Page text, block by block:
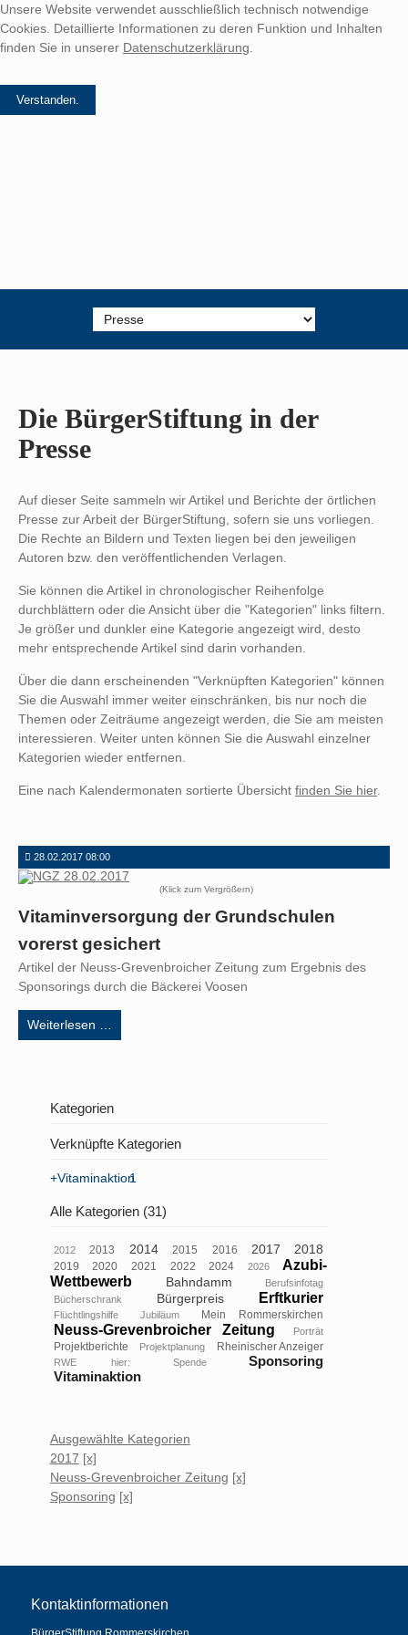
Unsere Website verwendet ausschließlich technisch notwendige
Cookies. Detaillierte Informationen zu deren Funktion und Inhalten
finden Sie in unserer Datenschutzerklärung.
Die BürgerStiftung in der
Presse
Auf dieser Seite sammeln wir Artikel und Berichte der örtlichen
Presse zur Arbeit der BürgerStiftung, sofern sie uns vorliegen.
Die Rechte an Bildern und Texten liegen bei den jeweiligen
Autoren bzw. den veröffentlichenden Verlagen.
Sie können die Artikel in chronologischer Reihenfolge
durchblättern oder die Ansicht über die "Kategorien" links filtern.
Je größer und dunkler eine Kategorie angezeigt wird, desto
mehr entsprechende Artikel sind darin vorhanden.
Über die dann erscheinenden "Verknüpften Kategorien" können
Sie die Auswahl immer weiter einschränken, bis nur noch die
Themen oder Zeiträume angezeigt werden, die Sie am meisten
interessieren. Weiter unten können Sie die Auswahl einzelner
Kategorien wieder entfernen.
Eine nach Kalendermonaten sortierte Übersicht finden Sie hier.
28.02.2017 08:00
(Klick zum Vergrößern)
Vitaminversorgung der Grundschulen
vorerst gesichert
Artikel der Neuss-Grevenbroicher Zeitung zum Ergebnis des
Sponsorings durch die Bäckerei Voosen
Weiterlesen …
der
Kategorien
Verknüpfte Kategorien
+Vitaminaktion
1
Alle Kategorien (31)
2012 2013 2014 2015 2016 2017 2018
2019 2020 2021 2022 2024 2026
Azubi-
Wettbewerb
Bahndamm
Berufsinfotag
Bücherschrank
Bürgerpreis Erftkurier
Flüchtlingshilfe Jubiläum Mein Rommerskirchen
Neuss-Grevenbroicher Zeitung Porträt
Projektberichte Projektplanung Rheinischer Anzeiger
RWE hier: Spende
Sponsoring
Vitaminaktion
Ausgewählte Kategorien
2017 [x]
Neuss-Grevenbroicher Zeitung [x]
Sponsoring [x]
Kontaktinformationen